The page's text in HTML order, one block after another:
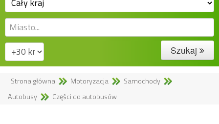
Szukaj
Strona główna Motoryzacja
Samochody
Autobusy
Części do autobusów